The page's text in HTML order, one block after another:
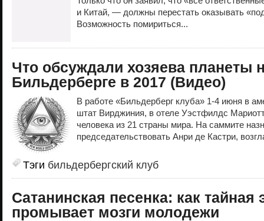
и Китай, — должны перестать оказывать
Возможность помириться...
Что обсуждали хозяева планеты
Бильдерберге в 2017 (Видео)
В работе «Бильдерберг клуба» 1-4 июня в
штат Вирджиния, в отеле Уэстфилдс
человека из 21 страны мира. На саммите
председательствовать Анри де Кастри,
Тэги бильдербергский клуб
Сатанинская песенка: как тайная
промывает мозги молодежи